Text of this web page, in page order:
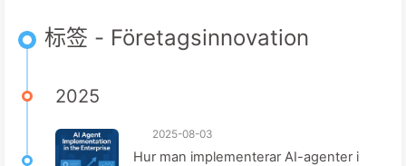
标签 - Företagsinnovation
2025
2025-08-03
Hur man implementerar AI-agenter i